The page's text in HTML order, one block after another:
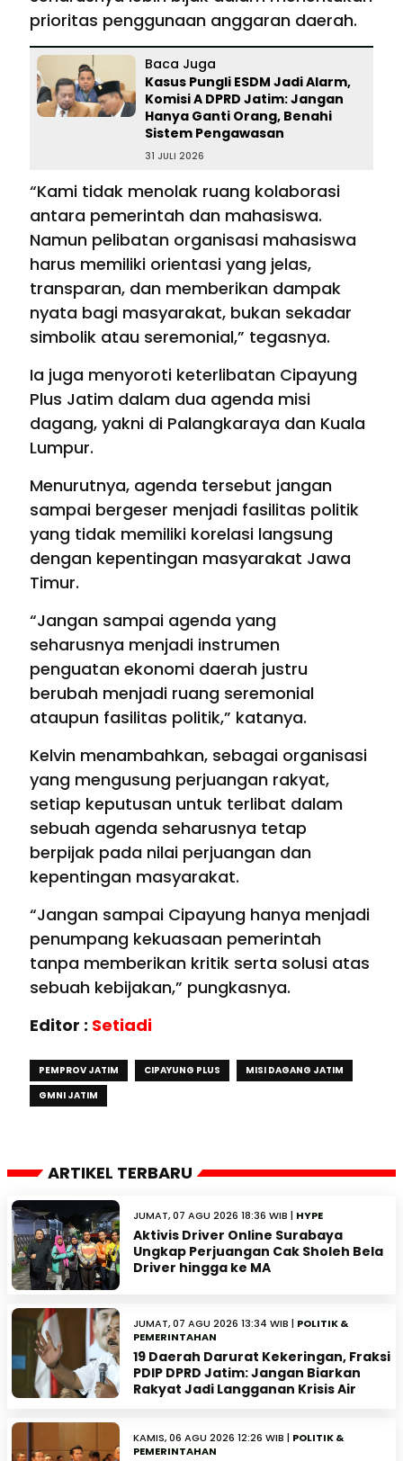
prioritas penggunaan anggaran daerah.
Baca Juga
Kasus Pungli ESDM Jadi Alarm,
Komisi A DPRD Jatim: Jangan
Hanya Ganti Orang, Benahi
Sistem Pengawasan
31 JULI 2026
“Kami tidak menolak ruang kolaborasi
antara pemerintah dan mahasiswa.
Namun pelibatan organisasi mahasiswa
harus memiliki orientasi yang jelas,
transparan, dan memberikan dampak
nyata bagi masyarakat, bukan sekadar
simbolik atau seremonial,” tegasnya.
Ia juga menyoroti keterlibatan Cipayung
Plus Jatim dalam dua agenda misi
dagang, yakni di Palangkaraya dan Kuala
Lumpur.
Menurutnya, agenda tersebut jangan
sampai bergeser menjadi fasilitas politik
yang tidak memiliki korelasi langsung
dengan kepentingan masyarakat Jawa
Timur.
“Jangan sampai agenda yang
seharusnya menjadi instrumen
penguatan ekonomi daerah justru
berubah menjadi ruang seremonial
ataupun fasilitas politik,” katanya.
Kelvin menambahkan, sebagai organisasi
yang mengusung perjuangan rakyat,
setiap keputusan untuk terlibat dalam
sebuah agenda seharusnya tetap
berpijak pada nilai perjuangan dan
kepentingan masyarakat.
“Jangan sampai Cipayung hanya menjadi
penumpang kekuasaan pemerintah
tanpa memberikan kritik serta solusi atas
sebuah kebijakan,” pungkasnya.
Editor : Setiadi
PEMPROV JATIM CIPAYUNG PLUS
MISI DAGANG JATIM
GMNI JATIM
ARTIKEL TERBARU
JUMAT, 07 AGU 2026 18:36 WIB | HYPE
Aktivis Driver Online Surabaya
Ungkap Perjuangan Cak Sholeh Bela
Driver hingga ke MA
JUMAT, 07 AGU 2026 13:34 WIB | POLITIK &
PEMERINTAHAN
19 Daerah Darurat Kekeringan, Fraksi
PDIP DPRD Jatim: Jangan Biarkan
Rakyat Jadi Langganan Krisis Air
KAMIS, 06 AGU 2026 12:26 WIB | POLITIK &
PEMERINTAHAN